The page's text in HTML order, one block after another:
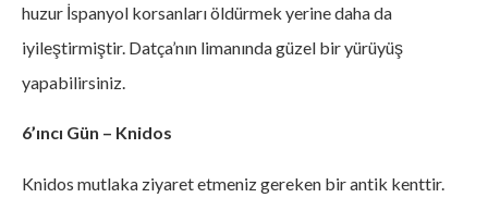
huzur İspanyol korsanları öldürmek yerine daha da
iyileştirmiştir. Datça’nın limanında güzel bir yürüyüş
yapabilirsiniz.
6’ıncı Gün – Knidos
Knidos mutlaka ziyaret etmeniz gereken bir antik kenttir.